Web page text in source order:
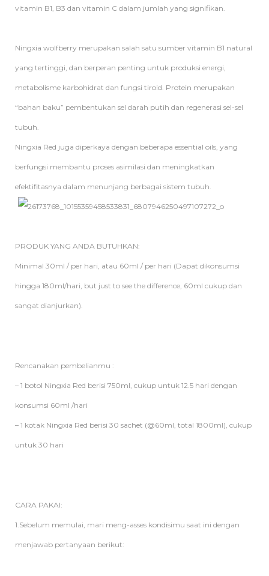
vitamin B1, B3 dan vitamin C dalam jumlah yang signifikan.
Ningxia wolfberry merupakan salah satu sumber vitamin B1 natural
yang tertinggi, dan berperan penting untuk produksi energi,
metabolisme karbohidrat dan fungsi tiroid. Protein merupakan
“bahan baku” pembentukan sel darah putih dan regenerasi sel-sel
tubuh.
Ningxia Red juga diperkaya dengan beberapa essential oils, yang
berfungsi membantu proses asimilasi dan meningkatkan
efektifitasnya dalam menunjang berbagai sistem tubuh.
PRODUK YANG ANDA BUTUHKAN:
Minimal 30ml / per hari, atau 60ml / per hari (Dapat dikonsumsi
hingga 180ml/hari, but just to see the difference, 60ml cukup dan
sangat dianjurkan).
Rencanakan pembelianmu :
– 1 botol Ningxia Red berisi 750ml, cukup untuk 12.5 hari dengan
konsumsi 60ml /hari
– 1 kotak Ningxia Red berisi 30 sachet (@60ml, total 1800ml), cukup
untuk 30 hari
CARA PAKAI:
1.Sebelum memulai, mari meng-asses kondisimu saat ini dengan
menjawab pertanyaan berikut: